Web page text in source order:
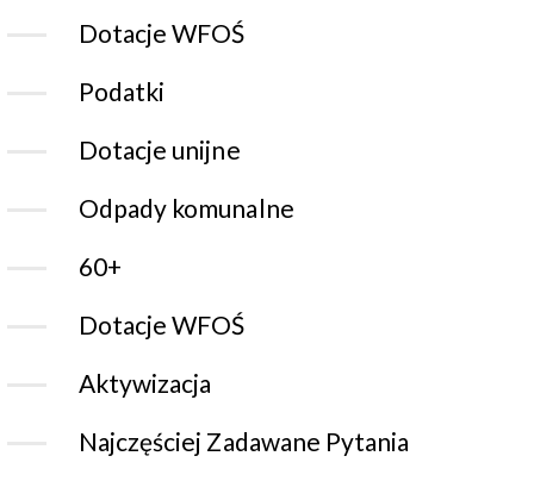
Dotacje WFOŚ
Podatki
Dotacje unijne
Odpady komunalne
60+
Dotacje WFOŚ
Aktywizacja
Najczęściej Zadawane Pytania